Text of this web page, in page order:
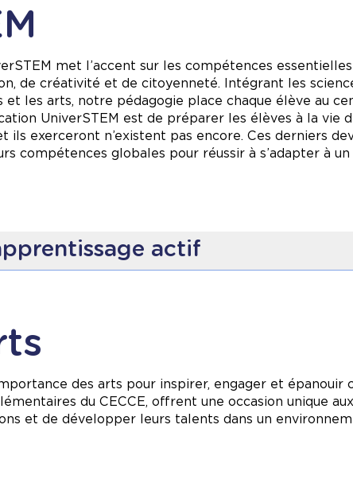
soi des élèves, tout en les éveillant à
l’occasion d’explorer la richesse de
locale: Découverte des plantes, des insectes et
: Randonnées, jeux en plein air et ateliers
du vocabulaire, apprentissage des
élèves
essentiellestelles que la résolution de problèmes, la
concentration et leur engagement envers les
sur les classes nature en visitant le
met l’accent sur les compétences
de créativité et de citoyenneté. Intégrant les
et les arts, notre pédagogie place chaque élève au
UniverSTEM est de préparer les élèves à la vie
ils exerceront n’existent pas encore. Ces derniers
compétences globales pour réussir à s’adapter à
actif
actif :
et souvent recyclé
à la programmation régulière
l’esprit critique et de la
des arts pour inspirer, engager et épanouir
du CECCE, offrent une occasion unique
et de développer leurs talents dans un